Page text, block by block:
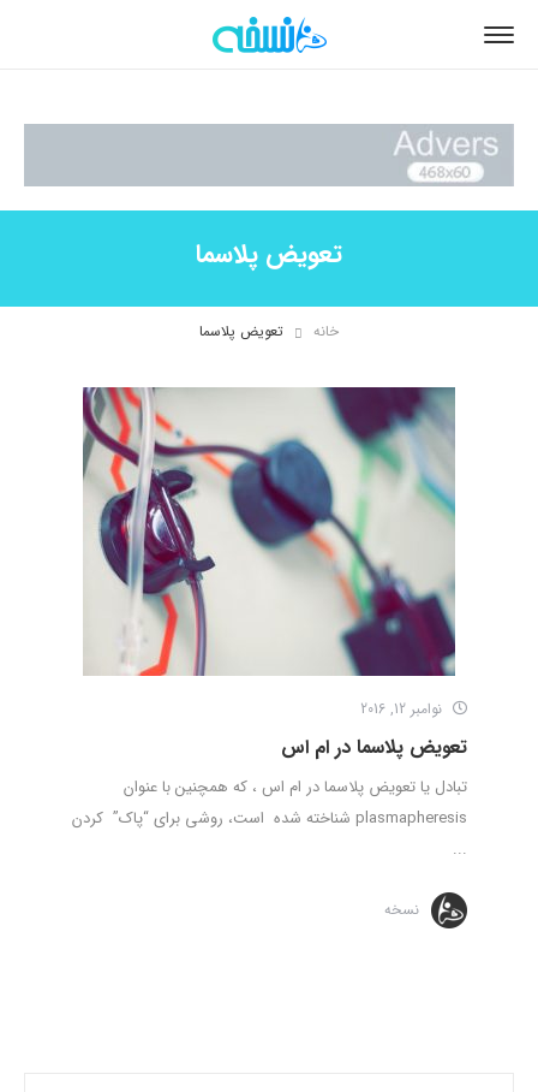
تعویض پلاسما
خانه تعویض پلاسما
نوامبر 12, 2016
تعویض پلاسما در ام اس
تبادل یا تعویض پلاسما در ام اس ، که همچنین با عنوان
plasmapheresis شناخته شده است، روشی برای “پاک” کردن
...
نسخه